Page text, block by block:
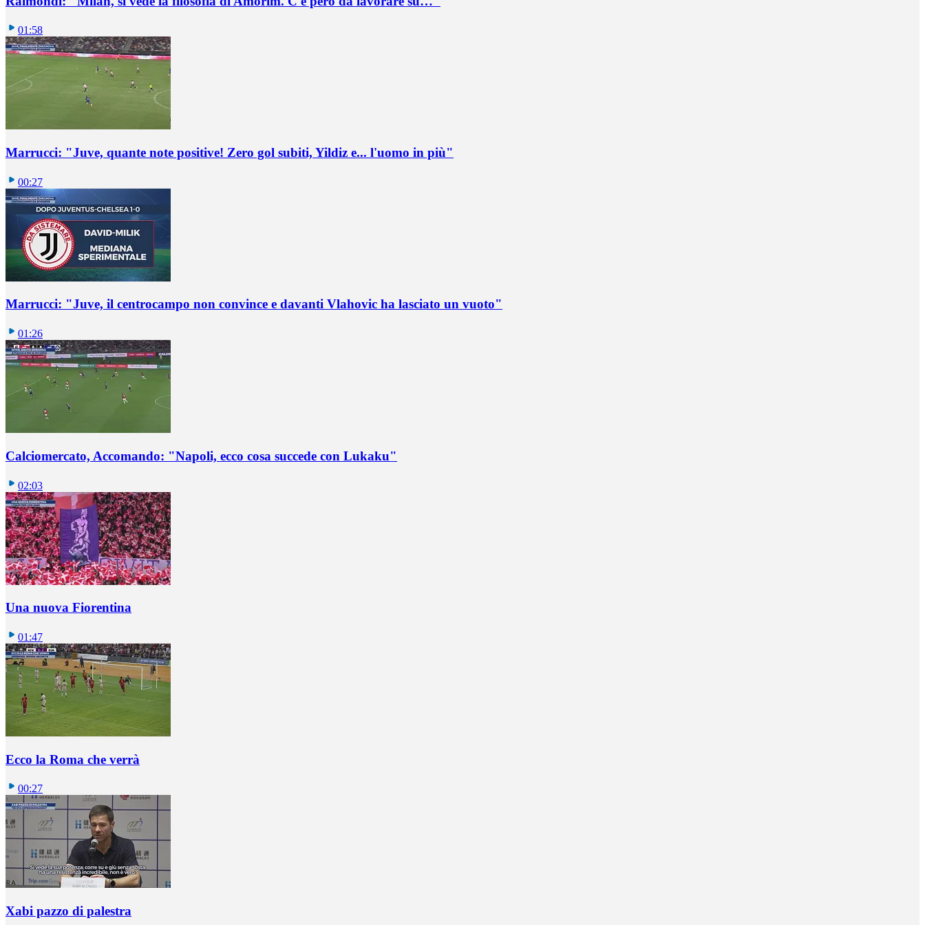
01:58
Marrucci: "Juve, quante note positive! Zero gol subiti, Yildiz e... l'uomo in più"
00:27
Marrucci: "Juve, il centrocampo non convince e davanti Vlahovic ha lasciato un vuoto"
01:26
Calciomercato, Accomando: "Napoli, ecco cosa succede con Lukaku"
02:03
Una nuova Fiorentina
01:47
Ecco la Roma che verrà
00:27
Xabi pazzo di palestra